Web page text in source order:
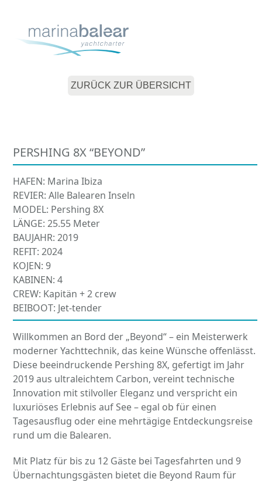
contentmobile
menu
mobile
menu
ZURÜCK ZUR ÜBERSICHT
PERSHING 8X “BEYOND”
HAFEN: Marina Ibiza
REVIER: Alle Balearen Inseln
MODEL: Pershing 8X
LÄNGE: 25.55 Meter
BAUJAHR: 2019
REFIT: 2024
KOJEN: 9
KABINEN: 4
CREW: Kapitän + 2 crew
BEIBOOT: Jet-tender
Willkommen an Bord der „Beyond“ – ein Meisterwerk
moderner Yachttechnik, das keine Wünsche offenlässt.
Diese beeindruckende Pershing 8X, gefertigt im Jahr
2019 aus ultraleichtem Carbon, vereint technische
Innovation mit stilvoller Eleganz und verspricht ein
luxuriöses Erlebnis auf See – egal ob für einen
Tagesausflug oder eine mehrtägige Entdeckungsreise
rund um die Balearen.
Mit Platz für bis zu 12 Gäste bei Tagesfahrten und 9
Übernachtungsgästen bietet die Beyond Raum für